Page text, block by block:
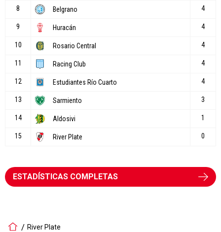
ESTADÍSTICAS COMPLETAS
River Plate